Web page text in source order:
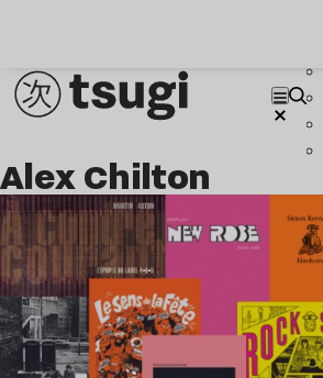
Alex Chilton